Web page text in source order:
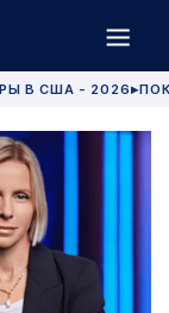
В США - 2026 ▶